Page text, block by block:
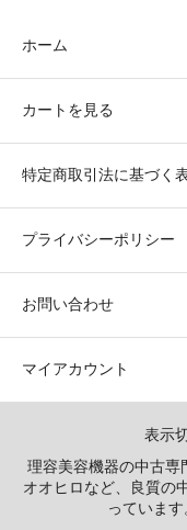
ホーム
カートを見る
特定商取引法に基づく
プライバシーポリシー
お問い合わせ
マイアカウント
表示
理容美容機器の中古専
オオヒロなど、良質の
っていま